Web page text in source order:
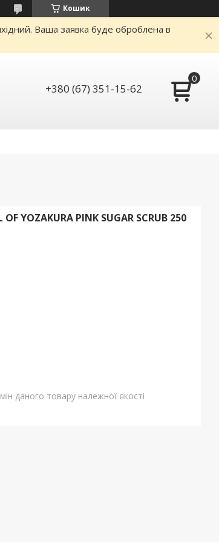
Кошик
Ваша заявка буде оброблена в
+380 (67) 351-15-62
YOZAKURA PINK SUGAR SCRUB 250
даного товару належної якості